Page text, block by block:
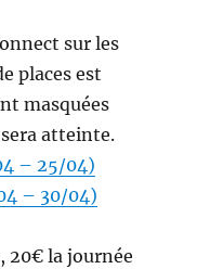
sur les
places est
masquées
atteinte.
– 25/04)
– 30/04)
20€ la journée